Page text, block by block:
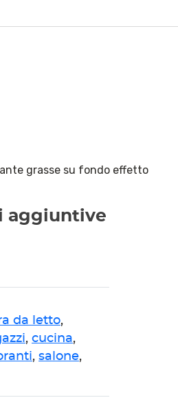
grasse su fondo effetto
aggiuntive
da letto,
, cucina,
, salone,